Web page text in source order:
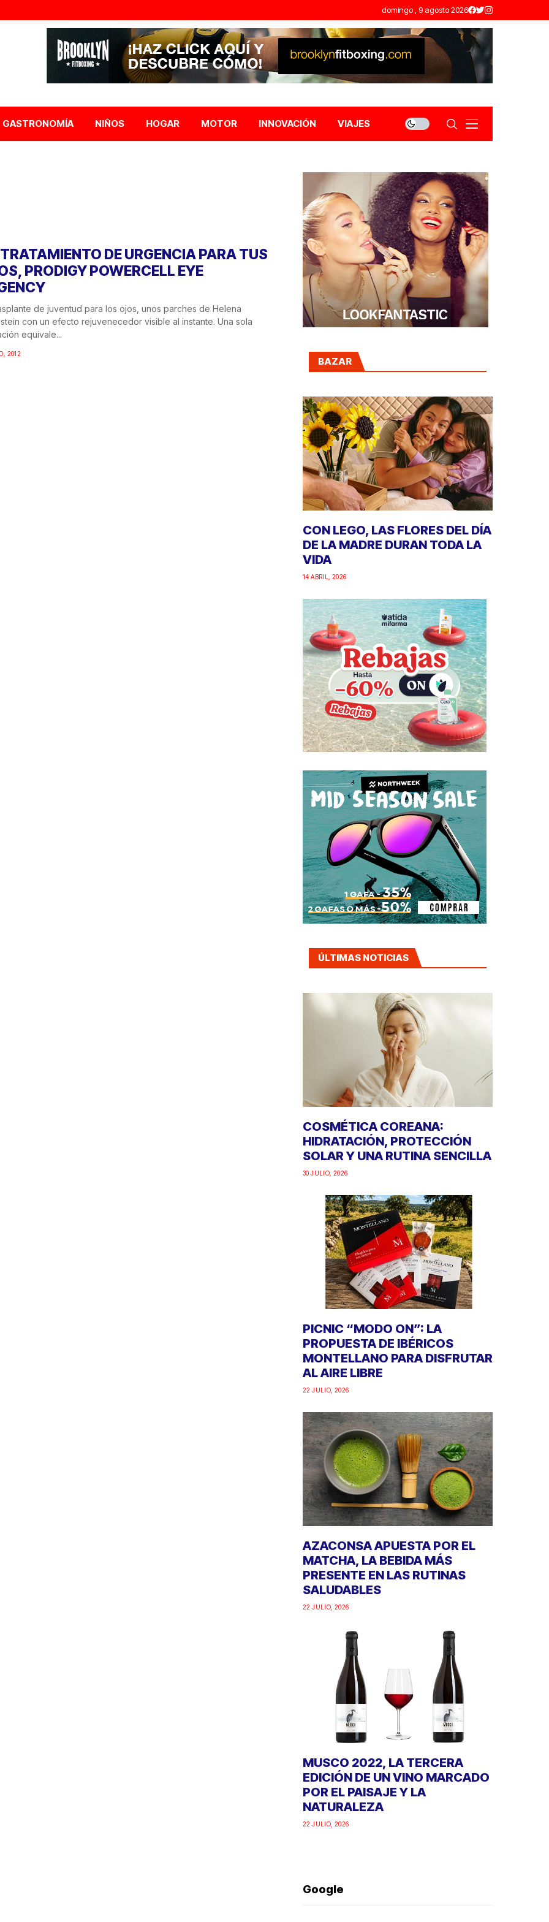
domingo , 9 agosto 2026
GASTRONOMÍA NIÑOS HOGAR MOTOR INNOVACIÓN VIAJES
DE URGENCIA PARA TUS
PRODIGY POWERCELL EYE
de juventud para los ojos, unos parches de Helena
con un efecto rejuvenecedor visible al instante. Una sola
equivale...
2012
BAZAR
CON LEGO, LAS FLORES DEL DÍA
DE LA MADRE DURAN TODA LA
VIDA
14 ABRIL, 2026
ÚLTIMAS NOTICIAS
COSMÉTICA COREANA:
HIDRATACIÓN, PROTECCIÓN
SOLAR Y UNA RUTINA SENCILLA
30 JULIO, 2026
PICNIC “MODO ON”: LA
PROPUESTA DE IBÉRICOS
MONTELLANO PARA DISFRUTAR
AL AIRE LIBRE
22 JULIO, 2026
AZACONSA APUESTA POR EL
MATCHA, LA BEBIDA MÁS
PRESENTE EN LAS RUTINAS
SALUDABLES
22 JULIO, 2026
MUSCO 2022, LA TERCERA
EDICIÓN DE UN VINO MARCADO
POR EL PAISAJE Y LA
NATURALEZA
22 JULIO, 2026
Google